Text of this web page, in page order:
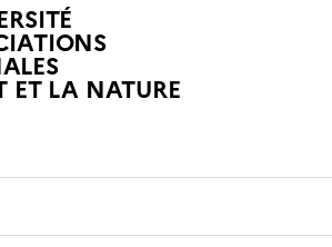
ET LA NATUREL
R
É